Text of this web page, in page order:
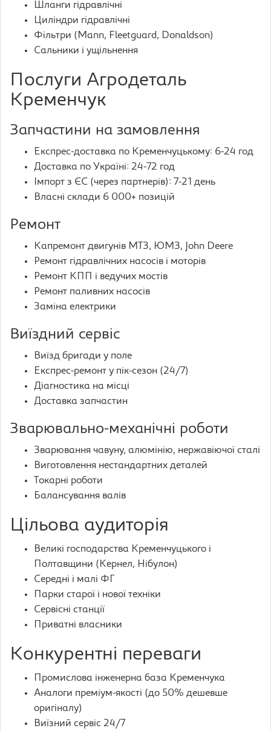
Шланги гідравлічні
Циліндри гідравлічні
Фільтри (Mann, Fleetguard, Donaldson)
Сальники і ущільнення
Послуги Агродеталь
Кременчук
Запчастини на замовлення
Експрес-доставка по Кременчуцькому: 6-24 год
Доставка по Україні: 24-72 год
Імпорт з ЄС (через партнерів): 7-21 день
Власні склади 6 000+ позицій
Ремонт
Капремонт двигунів МТЗ, ЮМЗ, John Deere
Ремонт гідравлічних насосів і моторів
Ремонт КПП і ведучих мостів
Ремонт паливних насосів
Заміна електрики
Виїздний сервіс
Виїзд бригади у поле
Експрес-ремонт у пік-сезон (24/7)
Діагностика на місці
Доставка запчастин
Зварювально-механічні роботи
Зварювання чавуну, алюмінію, нержавіючої сталі
Виготовлення нестандартних деталей
Токарні роботи
Балансування валів
Цільова аудиторія
Великі господарства Кременчуцького і
Полтавщини (Кернел, Нібулон)
Середні і малі ФГ
Парки старої і нової техніки
Сервісні станції
Приватні власники
Конкурентні переваги
Промислова інженерна база Кременчука
Аналоги преміум-якості (до 50% дешевше
оригіналу)
Виїзний сервіс 24/7